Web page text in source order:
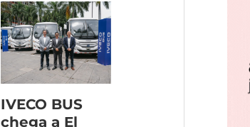
IVECO BUS
chega a El